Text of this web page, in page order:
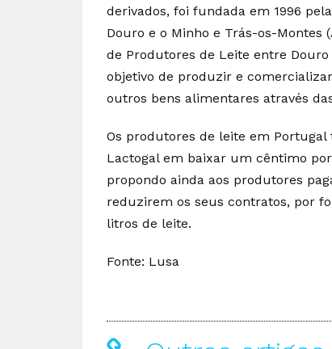
derivados, foi fundada em 1996
Douro e o Minho e Trás-os-Montes
de Produtores de Leite entre Douro
objetivo de produzir e
outros bens alimentares através
Os produtores de leite em
Lactogal em baixar um cêntimo
propondo ainda aos produtores
reduzirem os seus contratos, por
litros de leite.
Fonte: Lusa